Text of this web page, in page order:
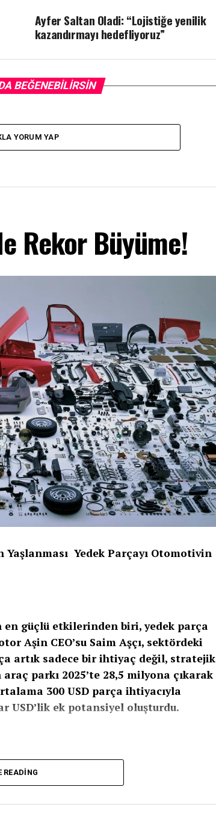
Ayfer Saltan Oladi: “Lojistiğe yenilik
kazandırmayı hedefliyoruz”
BEĞENEBILIRSIN
YORUM YAP
Rekor Büyüme!
Yaşlanması Yedek Parçayı Otomotivin
güçlü etkilerinden biri, yedek parça
Aşin CEO’su Saim Aşçı, sektördeki
artık sadece bir ihtiyaç değil, stratejik
parkı 2025’te 28,5 milyona çıkarak
300 USD parça ihtiyacıyla
USD’lik ek potansiyel oluşturdu.
Artırdı
etkiledi. Motor Aşin verilerine göre,
ihtiyacı doğuruyor. Bu da pazarın
READING